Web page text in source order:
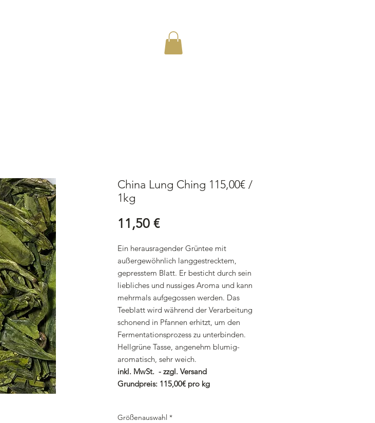
China Lung Ching 115,00€ /
1kg
11,50 €Preis
Ein herausragender Grüntee mit
außergewöhnlich langgestrecktem,
gepresstem Blatt. Er besticht durch sein
liebliches und nussiges Aroma und kann
mehrmals aufgegossen werden. Das
Teeblatt wird während der Verarbeitung
schonend in Pfannen erhitzt, um den
Fermentationsprozess zu unterbinden.
Hellgrüne Tasse, angenehm blumig-
aromatisch, sehr weich.
inkl. MwSt. - zzgl. Versand
Grundpreis: 115,00€ pro kg
Größenauswahl *